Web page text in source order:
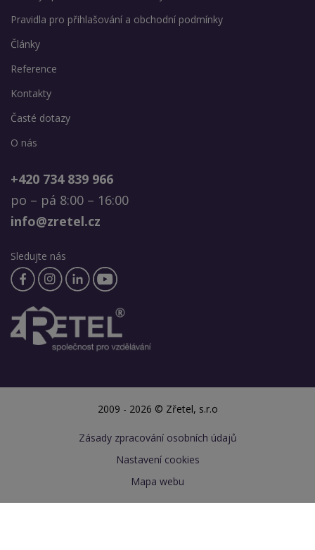
Pravidla pro přihlašování a obchodní podmínky
Články
Reference
Kontakty
Časté dotazy
O nás
+420 734 839 966
po – pá 8:00 – 16:00
info@zretel.cz
Sledujte nás
2009 - 2026 © Zřetel, s.r.o
Zásady zpracování osobních údajů
Nastavení cookies
Mapa webu